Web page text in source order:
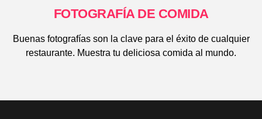
FOTOGRAFÍA DE COMIDA
Buenas fotografías son la clave para el éxito de cualquier
restaurante. Muestra tu deliciosa comida al mundo.